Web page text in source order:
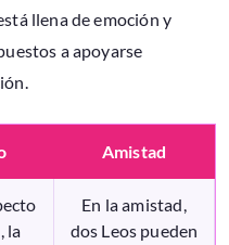
llena de emoción y
a apoyarse
Amistad
la
En la amistad,
dos Leos pueden